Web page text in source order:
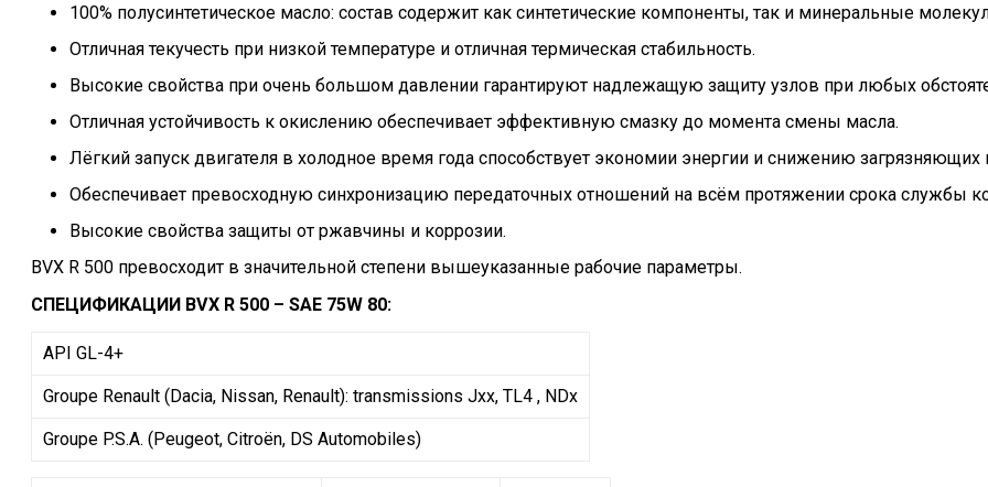
100% полусинтетическое масло: состав содержит как синтетические компоненты, так и минеральные
Отличная текучесть при низкой температуре и отличная термическая стабильность.
Высокие свойства при очень большом давлении гарантируют надлежащую защиту узлов при любых
Отличная устойчивость к окислению обеспечивает эффективную смазку до момента смены масла.
Лёгкий запуск двигателя в холодное время года способствует экономии энергии и снижению
Обеспечивает превосходную синхронизацию передаточных отношений на всём протяжении срока службы
Высокие свойства защиты от ржавчины и коррозии.
BVX R 500 превосходит в значительной степени вышеуказанные рабочие параметры.
СПЕЦИФИКАЦИИ BVX R 500 – SAE 75W 80:
API GL-4+
Groupe Renault (Dacia, Nissan, Renault): transmissions Jxx, TL4 , NDx
Groupe P.S.A. (Peugeot, Citroën, DS Automobiles)